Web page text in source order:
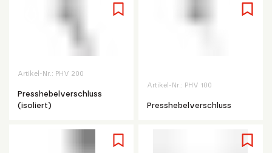
Artikel-Nr.: PHV 200
Presshebelverschluss
(isoliert)
Artikel-Nr.: PHV 100
Presshebelverschluss